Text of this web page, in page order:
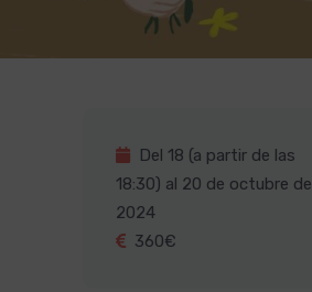
Del 18 (a partir de las
18:30) al 20 de octubre de
2024
360€